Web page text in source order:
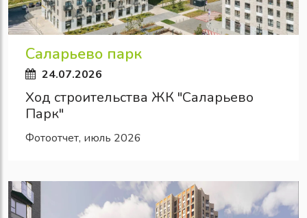
Саларьево парк
24.07.2026
Ход строительства ЖК "Саларьево
Парк"
Фотоотчет, июль 2026